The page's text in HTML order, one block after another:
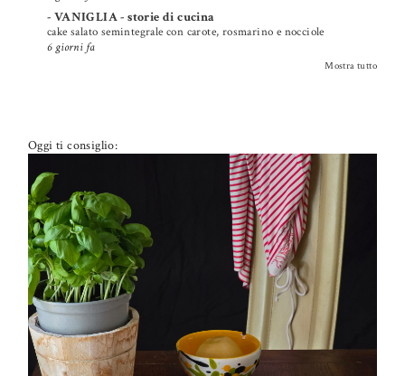
- VANIGLIA - storie di cucina
cake salato semintegrale con carote, rosmarino e nocciole
6 giorni fa
Mostra tutto
Oggi ti consiglio: